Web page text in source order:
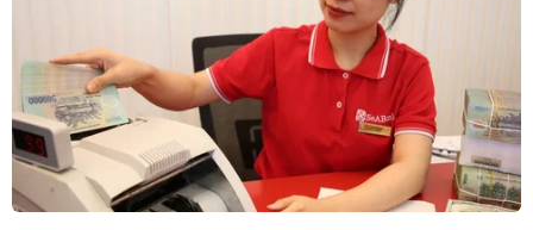
cao nỗ lực của Viện Cuba hữu nghị với các dân tộc
(ICAP) trong việc thúc đẩy tình đoàn kết hữu nghị đặc
biệt giữa hai nước Việt Nam và Cuba.